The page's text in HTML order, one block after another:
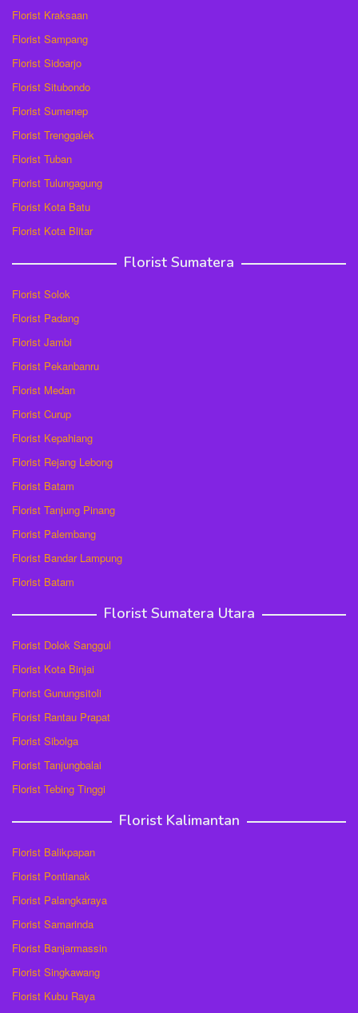
Florist Kraksaan
Florist Sampang
Florist Sidoarjo
Florist Situbondo
Florist Sumenep
Florist Trenggalek
Florist Tuban
Florist Tulungagung
Florist Kota Batu
Florist Kota Blitar
Florist Sumatera
Florist Solok
Florist Padang
Florist Jambi
Florist Pekanbanru
Florist Medan
Florist Curup
Florist Kepahiang
Florist Rejang Lebong
Florist Batam
Florist Tanjung Pinang
Florist Palembang
Florist Bandar Lampung
Florist Batam
Florist Sumatera Utara
Florist Dolok Sanggul
Florist Kota Binjai
Florist Gunungsitoli
Florist Rantau Prapat
Florist Sibolga
Florist Tanjungbalai
Florist Tebing Tinggi
Florist Kalimantan
Florist Balikpapan
Florist Pontianak
Florist Palangkaraya
Florist Samarinda
Florist Banjarmassin
Florist Singkawang
Florist Kubu Raya